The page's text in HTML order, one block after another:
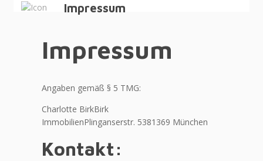
Impressum
Impressum
Angaben gemäß § 5 TMG:
Charlotte BirkBirk
ImmobilienPlinganserstr. 5381369 München
Kontakt: